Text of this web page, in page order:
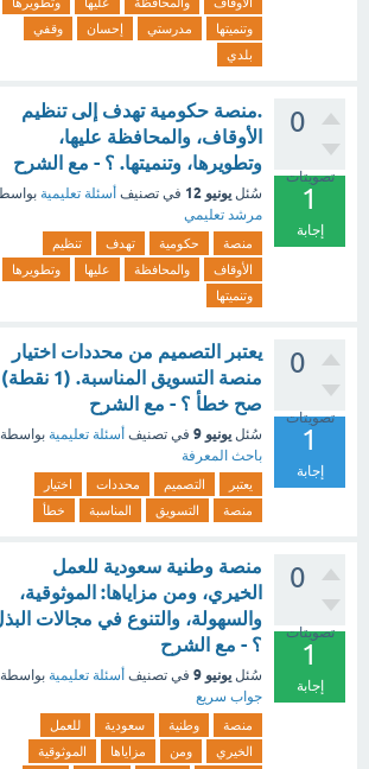
وتنميتها
مدرستي إحسان
وقفي
بلدي
0
تصويتات
1
إجابة
.منصة حكومية تهدف إلى تنظيم
الأوقاف، والمحافظة عليها،
وتطويرها، وتنميتها. ؟ - مع الشرح
سُئل يونيو 12 في تصنيف أسئلة تعليمية
مرشد تعليمي
منصة حكومية تهدف
تنظيم
الأوقاف
والمحافظة عليها
وتطويرها
وتنميتها
0
تصويتات
1
إجابة
يعتبر التصميم من محددات اختيار
منصة التسويق المناسبة. (1 نقطة)
صح خطأ ؟ - مع الشرح
سُئل يونيو 9 في تصنيف أسئلة تعليمية بواسطة
باحث المعرفة
يعتبر التصميم محددات
اختيار
منصة
التسويق المناسبة خطأ
0
تصويتات
1
إجابة
منصة وطنية سعودية للعمل
الخيري، ومن مزاياها: الموثوقية،
والسهولة، والتنوع في مجالات
؟ - مع الشرح
سُئل يونيو 9 في تصنيف أسئلة تعليمية بواسطة
جواب سريع
منصة وطنية سعودية
للعمل
الخيري
ومن مزاياها
الموثوقية